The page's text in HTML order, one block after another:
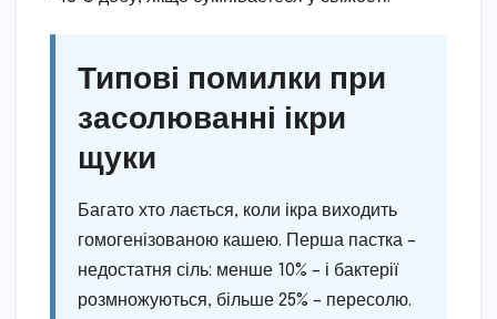
Типові помилки при
засолюванні ікри
щуки
Багато хто лається, коли ікра виходить
гомогенізованою кашею. Перша пастка –
недостатня сіль: менше 10% – і бактерії
розмножуються, більше 25% – пересолю.